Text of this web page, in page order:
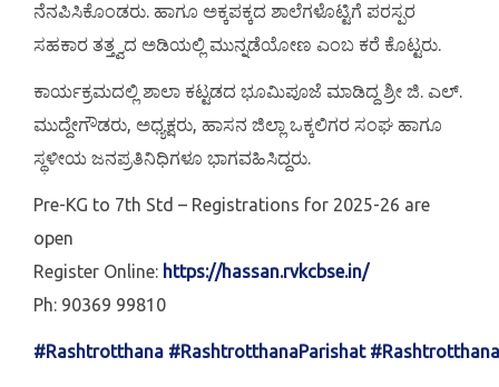
ನೆನಪಿಸಿಕೊಂಡರು. ಹಾಗೂ ಅಕ್ಕಪಕ್ಕದ ಶಾಲೆಗಳೊಟ್ಟಿಗೆ ಪರಸ್ಪರ
ಸಹಕಾರ ತತ್ತ್ವದ ಅಡಿಯಲ್ಲಿ ಮುನ್ನಡೆಯೋಣ ಎಂಬ ಕರೆ ಕೊಟ್ಟರು.
ಕಾರ್ಯಕ್ರಮದಲ್ಲಿ ಶಾಲಾ ಕಟ್ಟಡದ ಭೂಮಿಪೂಜೆ ಮಾಡಿದ್ದ ಶ್ರೀ ಜಿ. ಎಲ್.
ಮುದ್ದೇಗೌಡರು, ಅಧ್ಯಕ್ಷರು, ಹಾಸನ ಜಿಲ್ಲಾ ಒಕ್ಕಲಿಗರ ಸಂಘ ಹಾಗೂ
ಸ್ಥಳೀಯ ಜನಪ್ರತಿನಿಧಿಗಳೂ ಭಾಗವಹಿಸಿದ್ದರು.
Pre-KG to 7th Std – Registrations for 2025-26 are
open
Register Online: https://hassan.rvkcbse.in/
Ph: 90369 99810
#Rashtrotthana #RashtrotthanaParishat